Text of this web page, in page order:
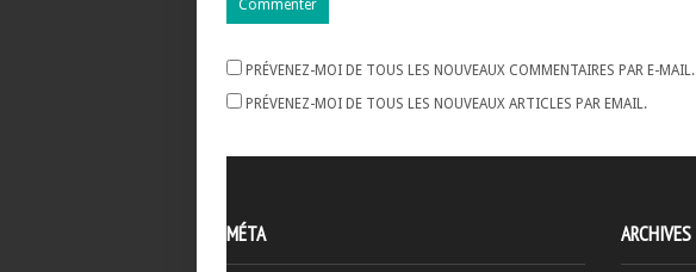
PRÉVENEZ-MOI DE TOUS LES NOUVEAUX COMMENTAIRES PAR E-MAIL.
PRÉVENEZ-MOI DE TOUS LES NOUVEAUX ARTICLES PAR EMAIL.
MÉTA ARCHIVES